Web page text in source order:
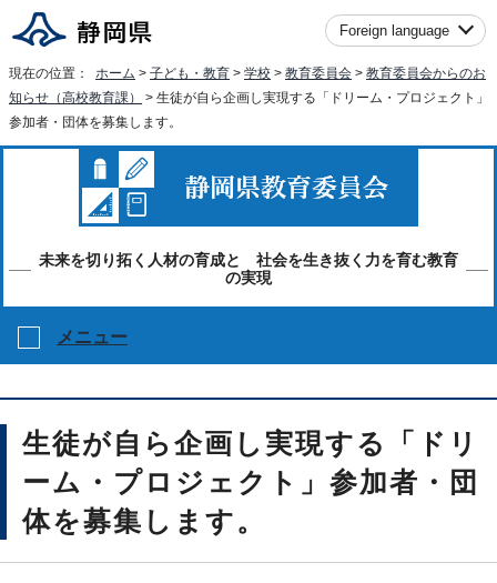
Foreign language
現在の位置： ホーム > 子ども・教育 > 学校 > 教育委員会 > 教育委員会からのお
知らせ（高校教育課）
> 生徒が自ら企画し実現する「ドリーム・プロジェクト」
参加者・団体を募集します。
未来を切り拓く人材の育成と 社会を生き抜く力を育む教育
の実現
メニュー
生徒が自ら企画し実現する「ドリ
ーム・プロジェクト」参加者・団
体を募集します。